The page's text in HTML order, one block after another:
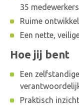
35 medewerkers
Ruime
Een nette,
Hoe jij bent
Een
Praktisch